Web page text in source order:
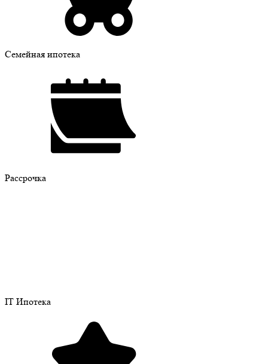
Семейная ипотека
Рассрочка
IT Ипотека